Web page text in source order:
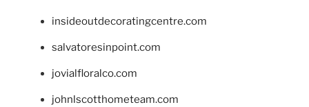
insideoutdecoratingcentre.com
salvatoresinpoint.com
jovialfloralco.com
johnlscotthometeam.com